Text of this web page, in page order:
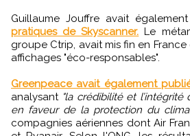
Guillaume Jouffre avait
pratiques de Skyscanner. Le
groupe Ctrip, avait mis fin en
affichages "éco-responsables".
Greenpeace avait également
analysant "la crédibilité et
en faveur de la protection du
compagnies aériennes dont Air